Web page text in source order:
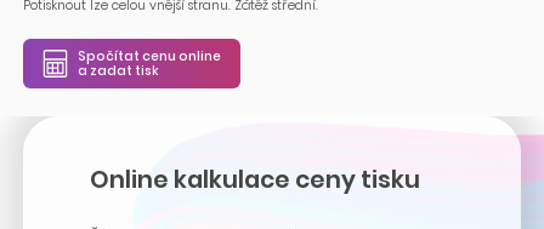
Potisknout lze celou vnější stranu. Zátěž střední.
Spočítat cenu online
a zadat tisk
Online kalkulace ceny tisku